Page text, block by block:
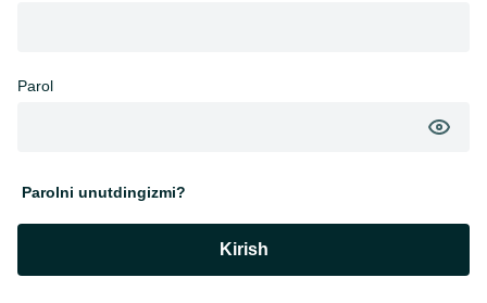
Parol
Parolni unutdingizmi?
Kirish